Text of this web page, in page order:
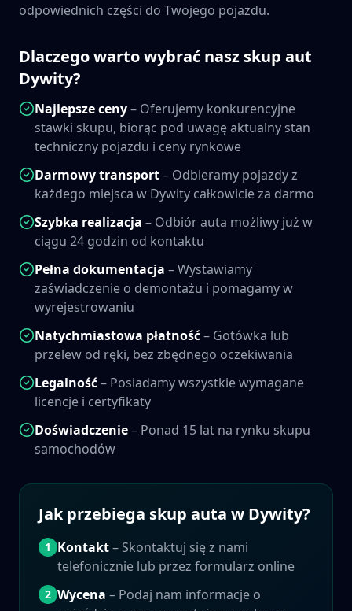
odpowiednich części do Twojego pojazdu.
Dlaczego warto wybrać nasz skup aut
Dywity?
Najlepsze ceny– Oferujemy konkurencyjne
stawki skupu, biorąc pod uwagę aktualny stan
techniczny pojazdu i ceny rynkowe
Darmowy transport– Odbieramy pojazdy z
każdego miejsca w Dywity całkowicie za darmo
Szybka realizacja – Odbiór auta możliwy już w
ciągu 24 godzin od kontaktu
Pełna dokumentacja – Wystawiamy
zaświadczenie o demontażu i pomagamy w
wyrejestrowaniu
Natychmiastowa płatność– Gotówka lub
przelew od ręki, bez zbędnego oczekiwania
Legalność– Posiadamy wszystkie wymagane
licencje i certyfikaty
Doświadczenie– Ponad 15 lat na rynku skupu
samochodów
Jak przebiega skup auta w Dywity?
1 Kontakt– Skontaktuj się z nami
telefonicznie lub przez formularz online
2 Wycena – Podaj nam informacje o